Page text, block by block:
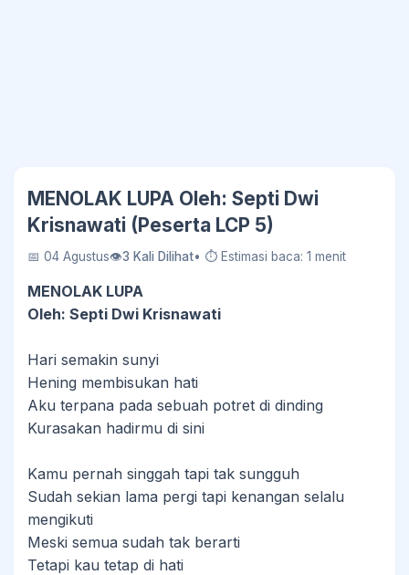
MENOLAK LUPA Oleh: Septi Dwi
Krisnawati (Peserta LCP 5)
📅 04 Agustus👁3 Kali Dilihat• ⏱ Estimasi baca: 1 menit
MENOLAK LUPA
Oleh: Septi Dwi Krisnawati
Hari semakin sunyi
Hening membisukan hati
Aku terpana pada sebuah potret di dinding
Kurasakan hadirmu di sini
Kamu pernah singgah tapi tak sungguh
Sudah sekian lama pergi tapi kenangan selalu
mengikuti
Meski semua sudah tak berarti
Tetapi kau tetap di hati